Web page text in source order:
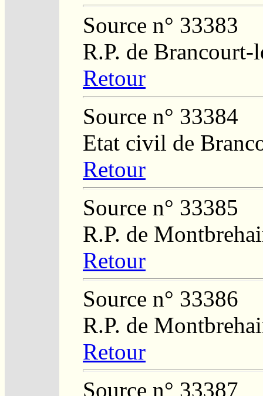
Source n° 33383
R.P. de Brancourt-
Retour
Source n° 33384
Etat civil de
Retour
Source n° 33385
R.P. de
Retour
Source n° 33386
R.P. de
Retour
Source n° 33387